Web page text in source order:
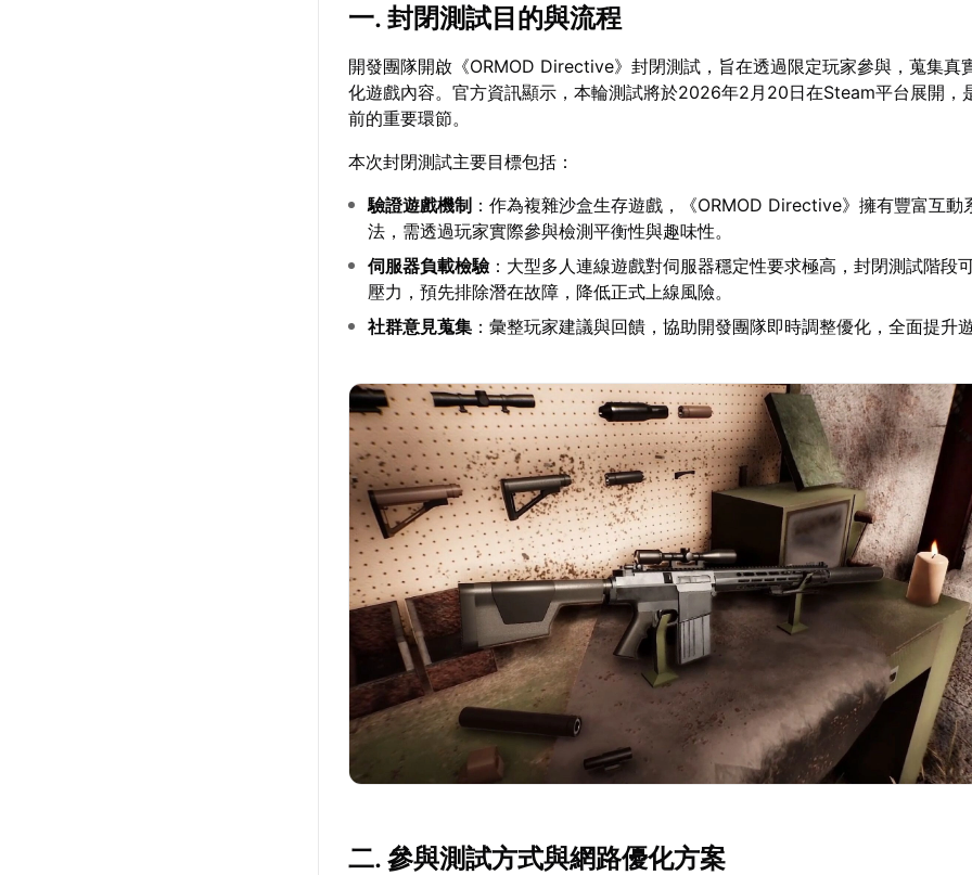
一. 封閉測試目的與流程
開發團隊開啟《ORMOD Directive》封閉測試，旨在透過限定玩家參與，蒐集真
化遊戲內容。官方資訊顯示，本輪測試將於2026年2月20日在Steam平台展開，
前的重要環節。
本次封閉測試主要目標包括：
驗證遊戲機制 ：作為複雜沙盒生存遊戲，《ORMOD Directive》擁有豐富互動
法，需透過玩家實際參與檢測平衡性與趣味性。
伺服器負載檢驗：大型多人連線遊戲對伺服器穩定性要求極高，封閉測試階段
壓力，預先排除潛在故障，降低正式上線風險。
社群意見蒐集 ：彙整玩家建議與回饋，協助開發團隊即時調整優化，全面提升
二. 參與測試方式與網路優化方案